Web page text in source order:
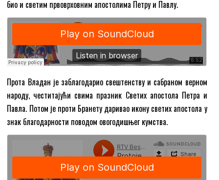
био и светим првоврховним апостолима Петру и Павлу.
Прота Владан је заблагодарио свештенству и сабраном верном
народу, честитајући свима празник Светих апостола Петра и
Павла. Потом је проти Бранету даривао икону светих апостола у
знак благодарности поводом овогодишњег кумства.